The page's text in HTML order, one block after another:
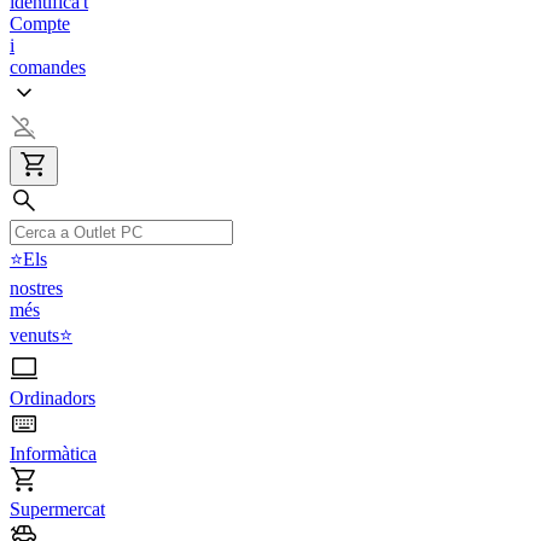
Compte
i
comandes
⭐Els
nostres
més
venuts⭐
Ordinadors
Informàtica
Supermercat